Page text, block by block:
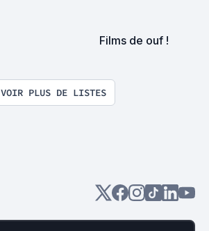
Films de ouf !
VOIR PLUS DE LISTES